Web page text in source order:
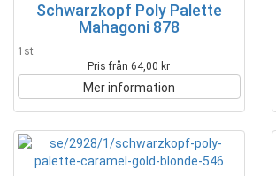
Schwarzkopf Poly Palette
Mahagoni 878
1st
Pris från 64,00 kr
Mer information